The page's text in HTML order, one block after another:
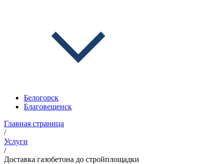
Белогорск
Благовещенск
Главная страница
/
Услуги
/
Доставка газобетона до стройплощадки